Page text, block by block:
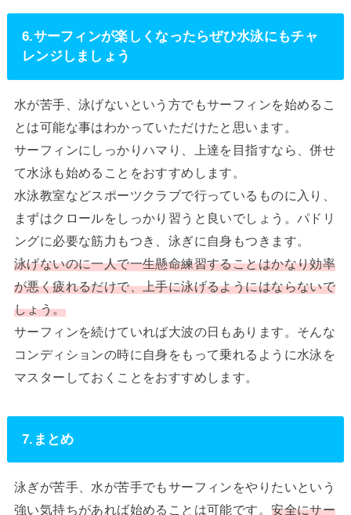
6.サーフィンが楽しくなったらぜひ水泳にもチャ
レンジしましょう
水が苦手、泳げないという方でもサーフィンを始めるこ
とは可能な事はわかっていただけたと思います。
サーフィンにしっかりハマり、上達を目指すなら、併せ
て水泳も始めることをおすすめします。
水泳教室などスポーツクラブで行っているものに入り、
まずはクロールをしっかり習うと良いでしょう。パドリ
ングに必要な筋力もつき、泳ぎに自身もつきます。
泳げないのに一人で一生懸命練習することはかなり効率
が悪く疲れるだけで、上手に泳げるようにはならないで
しょう。
サーフィンを続けていれば大波の日もあります。そんな
コンディションの時に自身をもって乗れるように水泳を
マスターしておくことをおすすめします。
7.まとめ
泳ぎが苦手、水が苦手でもサーフィンをやりたいという
強い気持ちがあれば始めることは可能です。安全にサー